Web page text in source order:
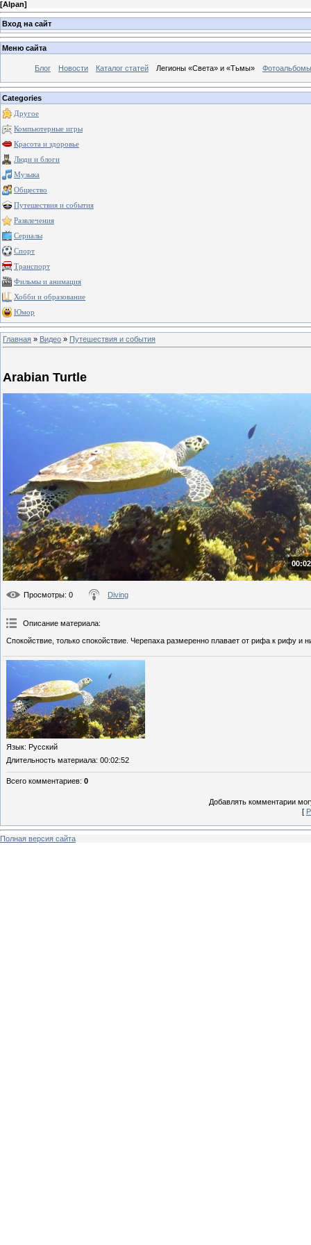
[Alpan]
Вход на сайт
Меню сайта
Блог Новости Каталог статей Легионы «Света» и «Тьмы» Фотоальбомы
Categories
Другое
Компьютерные игры
Красота и здоровье
Люди и блоги
Музыка
Общество
Путешествия и события
Развлечения
Сериалы
Спорт
Транспорт
Фильмы и анимация
Хобби и образование
Юмор
Главная » Видео » Путешествия и события
Arabian Turtle
Просмотры: 0 Diving
Описание материала:
Спокойствие, только спокойствие. Черепаха размеренно плавает от рифа к рифу и
Язык: Русский
Длительность материала: 00:02:52
Всего комментариев: 0
Добавлять комментарии
[
Полная версия сайта